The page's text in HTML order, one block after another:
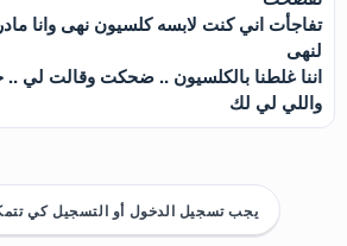
تفاجأت اني كنت لابسه كلسيون نهى وانا
لنهى
اننا غلطنا بالكلسيون .. ضحكت وقالت لي ..
واللي لي لك
يجب تسجيل الدخول أو التسجيل كي